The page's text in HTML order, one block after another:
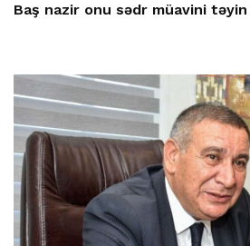
Baş nazir onu sədr müavini